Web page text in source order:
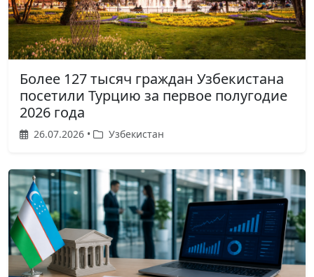
Более 127 тысяч граждан Узбекистана
посетили Турцию за первое полугодие
2026 года
26.07.2026 • Узбекистан